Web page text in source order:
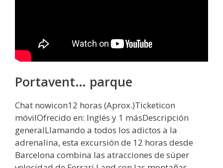
Portavent… parque
Chat nowicon12 horas (Aprox.)Ticketicon
móvilOfrecido en: Inglés y 1 másDescripción
generalLlamando a todos los adictos a la
adrenalina, esta excursión de 12 horas desde
Barcelona combina las atracciones de súper